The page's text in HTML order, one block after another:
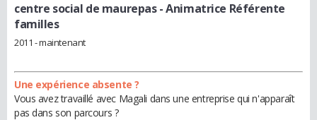
centre social de maurepas- Animatrice Référente
familles
2011 - maintenant
Une expérience absente ?
Vous avez travaillé avec Magali dans une entreprise qui n'apparaît
pas dans son parcours ?